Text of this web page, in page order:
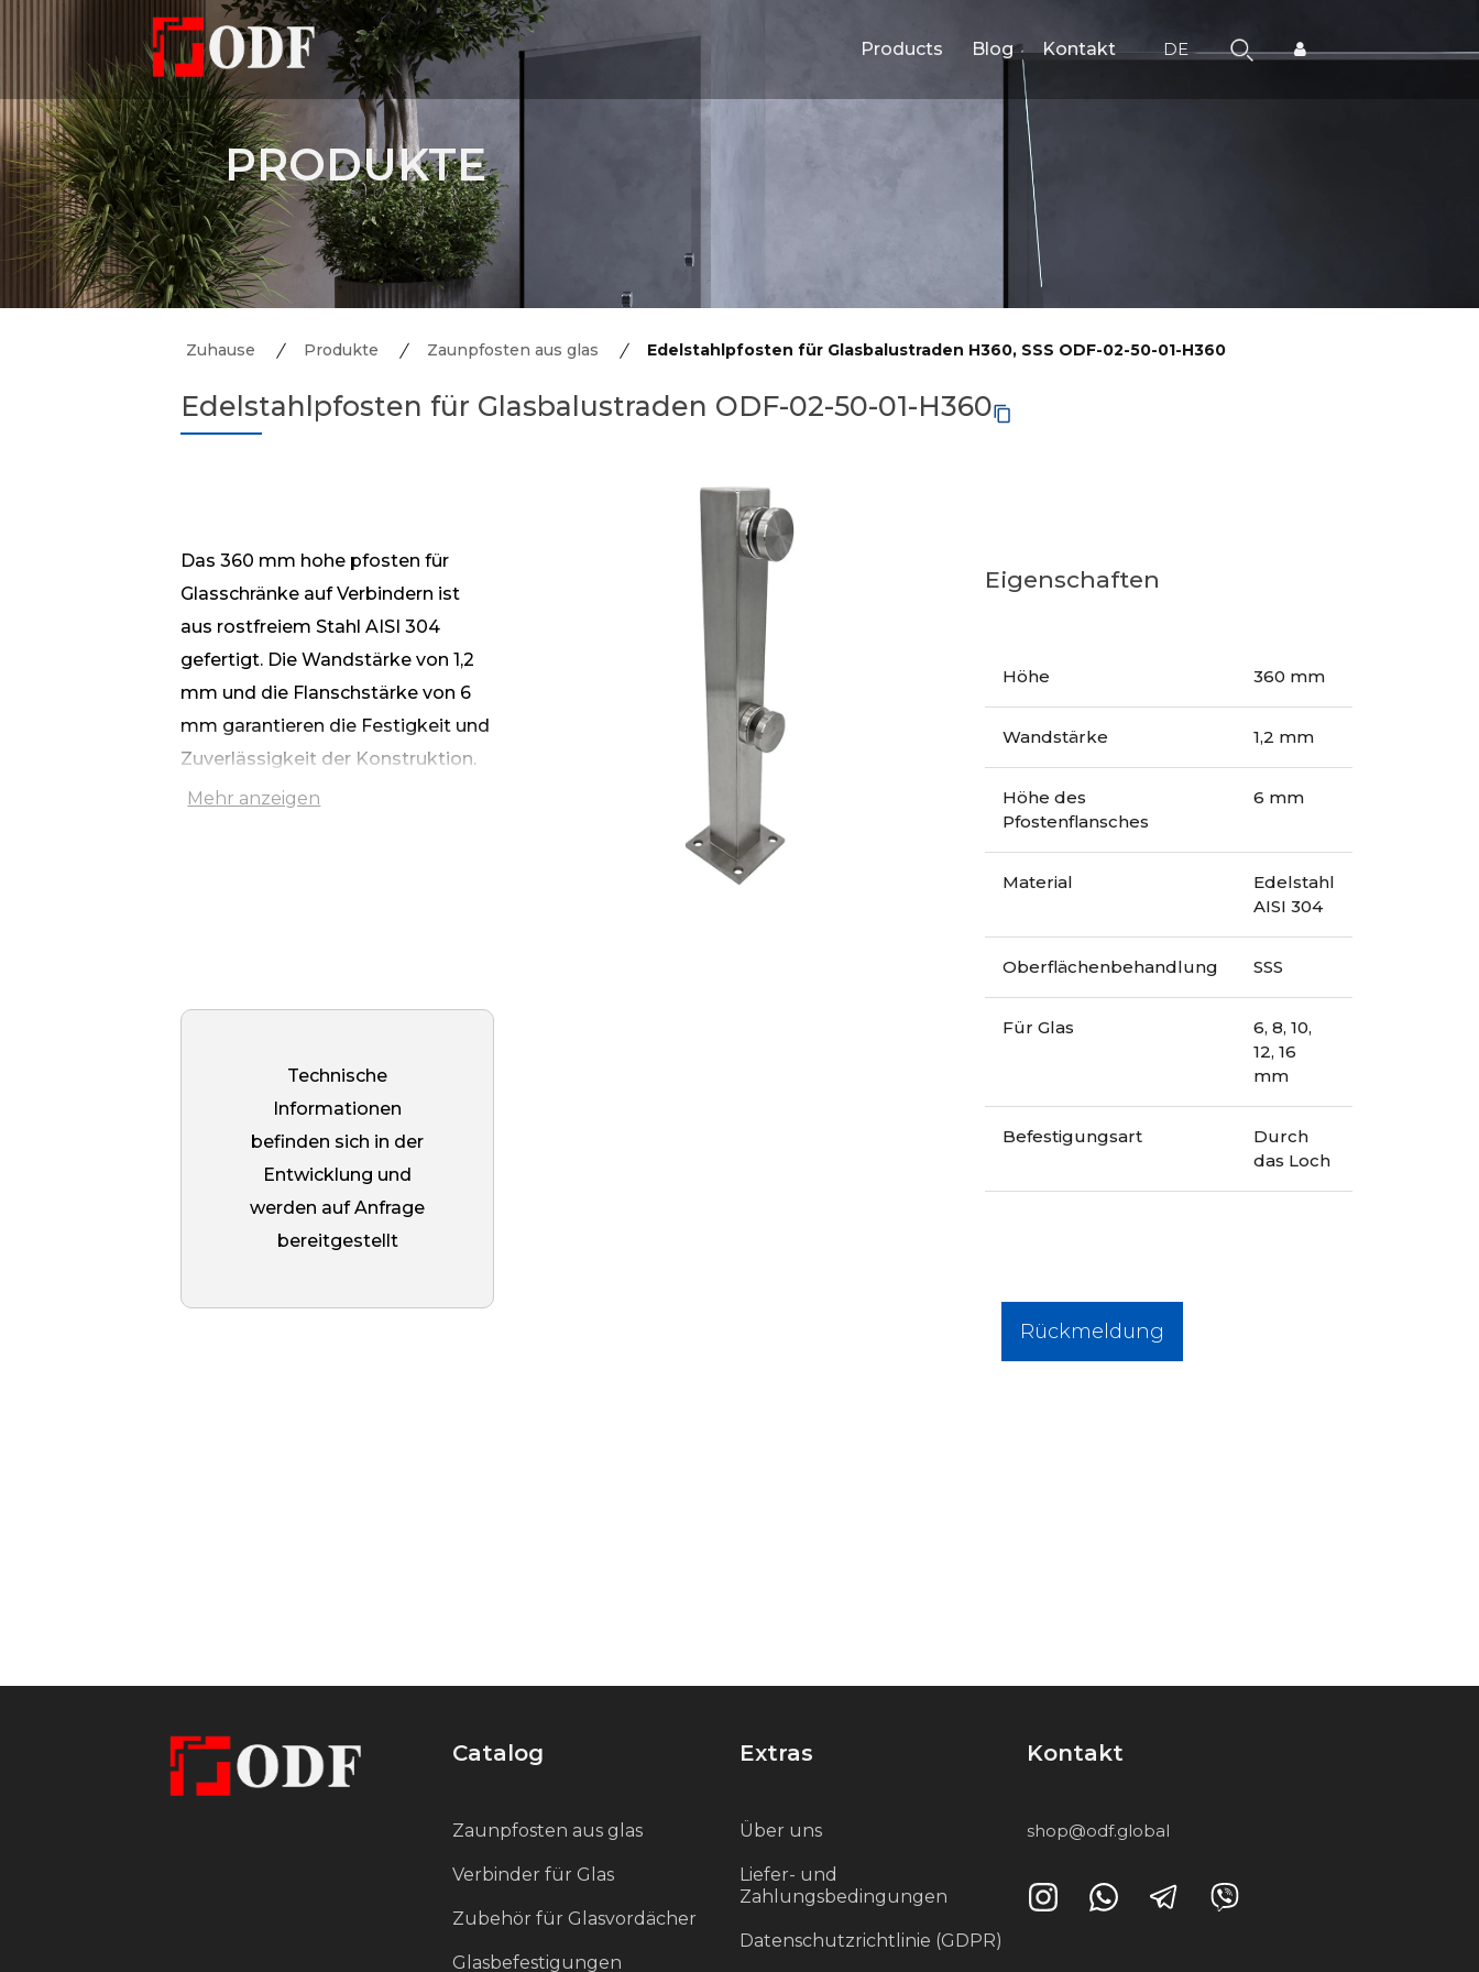
Products Blog Kontakt DE
PRODUKTE
Zuhause Produkte Zaunpfosten aus glas Edelstahlpfosten für Glasbalustraden H360, SSS ODF-02-50-01-H360
Edelstahlpfosten für Glasbalustraden ODF-02-50-01-H360
Das 360 mm hohe pfosten für
Glasschränke auf Verbindern ist
aus rostfreiem Stahl AISI 304
gefertigt. Die Wandstärke von 1,2
mm und die Flanschstärke von 6
mm garantieren die Festigkeit und
Zuverlässigkeit der Konstruktion.
Die Löcher für die Glasbefestigung
satiniert, was dem Produkt ein
verleiht und es für jedes
Architekturprojekt geeignet
Mehr anzeigen
Technische
Informationen
befinden sich in der
Entwicklung und
werden auf Anfrage
bereitgestellt
Eigenschaften
Höhe 360 mm
Wandstärke 1,2 mm
Höhe des
Pfostenflansches
6 mm
Material
Edelstahl
AISI 304
Oberflächenbehandlung SSS
Für Glas
6, 8, 10,
12, 16
mm
Befestigungsart
Durch
das Loch
Rückmeldung
Catalog
Zaunpfosten aus glas
Verbinder für Glas
Zubehör für Glasvordächer
Glasbefestigungen
Extras
Über uns
Liefer- und
Zahlungsbedingungen
Datenschutzrichtlinie (GDPR)
Kontakt
shop@odf.global